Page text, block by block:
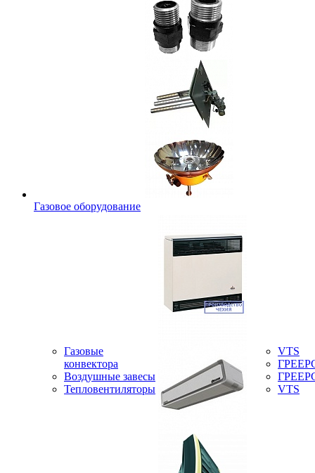
Газовое оборудование
Газовые
конвектора
Воздушные завесы
Тепловентиляторы
VTS
VTS